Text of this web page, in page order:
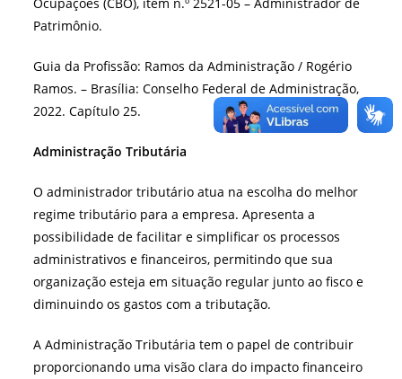
Patrimônio.
Guia da Profissão: Ramos da Administração / Rogério
Ramos. – Brasília: Conselho Federal de Administração,
2022. Capítulo 25.
Administração Tributária
O administrador tributário atua na escolha do melhor
regime tributário para a empresa. Apresenta a
possibilidade de facilitar e simplificar os processos
administrativos e financeiros, permitindo que sua
organização esteja em situação regular junto ao fisco e
diminuindo os gastos com a tributação.
A Administração Tributária tem o papel de contribuir
proporcionando uma visão clara do impacto financeiro